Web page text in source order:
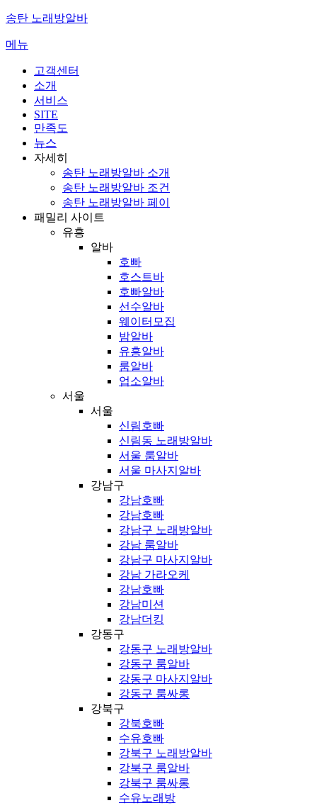
콘
츠
송탄 노래방알바
메뉴
고객센터
소개
서비스
SITE
만족도
뉴스
자세히
송탄 노래방알바 소개
송탄 노래방알바 조건
송탄 노래방알바 페이
패밀리 사이트
유흥
알바
호빠
호스트바
호빠알바
선수알바
웨이터모집
밤알바
유흥알바
룸알바
업소알바
서울
서울
신림호빠
신림동 노래방알바
서울 룸알바
서울 마사지알바
강남구
강남호빠
강남호빠
강남구 노래방알바
강남 룸알바
강남구 마사지알바
강남 가라오케
강남호빠
강남미션
강남더킹
강동구
강동구 노래방알바
강동구 룸알바
강동구 마사지알바
강동구 룸싸롱
강북구
강북호빠
수유호빠
강북구 노래방알바
강북구 룸알바
강북구 룸싸롱
수유노래방